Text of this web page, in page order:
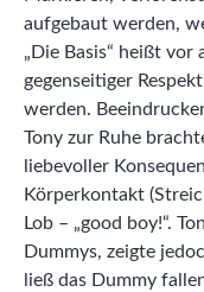
aufgebaut werden,
„Die Basis“ heißt vor
gegenseitiger
werden.
Tony zur Ruhe
liebevoller
Körperkontakt
Lob – „good boy!“.
Dummys, zeigte
ließ das Dummy